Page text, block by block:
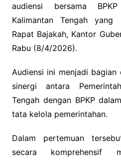
audiensi bersama
Kalimantan Tengah yang
Rapat Bajakah, Kantor
Rabu (8/4/2026).
Audiensi ini menjadi
sinergi antara
Tengah dengan BPKP
tata kelola pemerintahan.
Dalam pertemuan
secara komprehensif